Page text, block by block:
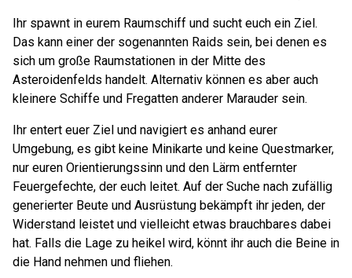
Ihr spawnt in eurem Raumschiff und sucht euch ein Ziel.
Das kann einer der sogenannten Raids sein, bei denen es
sich um große Raumstationen in der Mitte des
Asteroidenfelds handelt. Alternativ können es aber auch
kleinere Schiffe und Fregatten anderer Marauder sein.
Ihr entert euer Ziel und navigiert es anhand eurer
Umgebung, es gibt keine Minikarte und keine Questmarker,
nur euren Orientierungssinn und den Lärm entfernter
Feuergefechte, der euch leitet. Auf der Suche nach zufällig
generierter Beute und Ausrüstung bekämpft ihr jeden, der
Widerstand leistet und vielleicht etwas brauchbares dabei
hat. Falls die Lage zu heikel wird, könnt ihr auch die Beine in
die Hand nehmen und fliehen.